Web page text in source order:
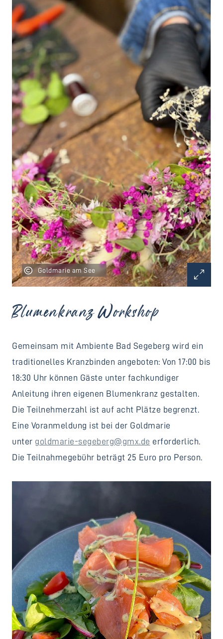
Goldmarie am See
Blumenkranz Workshop
Gemeinsam mit Ambiente Bad Segeberg wird ein
traditionelles Kranzbinden angeboten: Von 17:00 bis
18:30 Uhr können Gäste unter fachkundiger
Anleitung ihren eigenen Blumenkranz gestalten.
Die Teilnehmerzahl ist auf acht Plätze begrenzt.
Eine Voranmeldung ist bei der Goldmarie
unter goldmarie-segeberg@gmx.de erforderlich.
Die Teilnahmegebühr beträgt 25 Euro pro Person.